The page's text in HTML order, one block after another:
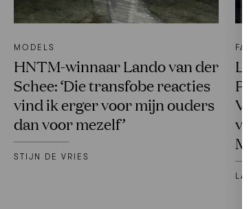
MODELS
HNTM-winnaar Lando van der
Schee: ‘Die transfobe reacties
vind ik erger voor mijn ouders
dan voor mezelf’
STIJN DE VRIES